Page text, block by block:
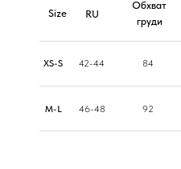
Size RU
Обхват
груди
ХS-S 42-44 84
46-48 92
M-L